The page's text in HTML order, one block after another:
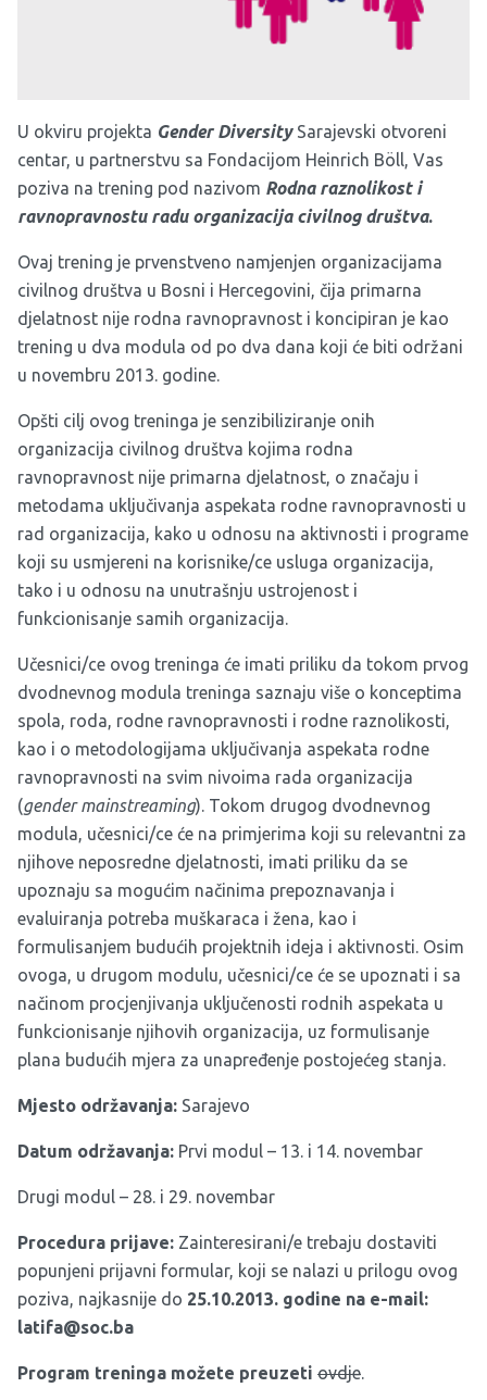
U okviru projekta Gender Diversity Sarajevski otvoreni
centar, u partnerstvu sa Fondacijom Heinrich Böll, Vas
poziva na trening pod nazivom Rodna raznolikost i
ravnopravnostu radu organizacija civilnog društva.
Ovaj trening je prvenstveno namjenjen organizacijama
civilnog društva u Bosni i Hercegovini, čija primarna
djelatnost nije rodna ravnopravnost i koncipiran je kao
trening u dva modula od po dva dana koji će biti održani
u novembru 2013. godine.
Opšti cilj ovog treninga je senzibiliziranje onih
organizacija civilnog društva kojima rodna
ravnopravnost nije primarna djelatnost, o značaju i
metodama uključivanja aspekata rodne ravnopravnosti u
rad organizacija, kako u odnosu na aktivnosti i programe
koji su usmjereni na korisnike/ce usluga organizacija,
tako i u odnosu na unutrašnju ustrojenost i
funkcionisanje samih organizacija.
Učesnici/ce ovog treninga će imati priliku da tokom prvog
dvodnevnog modula treninga saznaju više o konceptima
spola, roda, rodne ravnopravnosti i rodne raznolikosti,
kao i o metodologijama uključivanja aspekata rodne
ravnopravnosti na svim nivoima rada organizacija
(gender mainstreaming). Tokom drugog dvodnevnog
modula, učesnici/ce će na primjerima koji su relevantni za
njihove neposredne djelatnosti, imati priliku da se
upoznaju sa mogućim načinima prepoznavanja i
evaluiranja potreba muškaraca i žena, kao i
formulisanjem budućih projektnih ideja i aktivnosti. Osim
ovoga, u drugom modulu, učesnici/ce će se upoznati i sa
načinom procjenjivanja uključenosti rodnih aspekata u
funkcionisanje njihovih organizacija, uz formulisanje
plana budućih mjera za unapređenje postojećeg stanja.
Mjesto održavanja: Sarajevo
Datum održavanja: Prvi modul – 13. i 14. novembar
Drugi modul – 28. i 29. novembar
Procedura prijave: Zainteresirani/e trebaju dostaviti
popunjeni prijavni formular, koji se nalazi u prilogu ovog
poziva, najkasnije do 25.10.2013. godine na e-mail:
latifa@soc.ba
Program treninga možete preuzeti ovdje.